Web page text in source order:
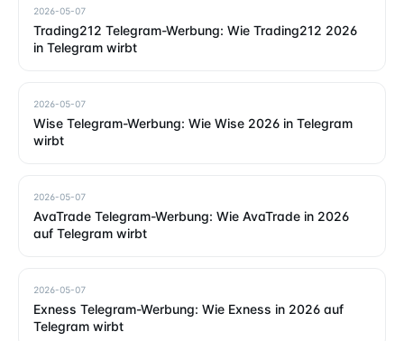
2026-05-07
Trading212 Telegram-Werbung: Wie Trading212 2026
in Telegram wirbt
2026-05-07
Wise Telegram-Werbung: Wie Wise 2026 in Telegram
wirbt
2026-05-07
AvaTrade Telegram-Werbung: Wie AvaTrade in 2026
auf Telegram wirbt
2026-05-07
Exness Telegram-Werbung: Wie Exness in 2026 auf
Telegram wirbt